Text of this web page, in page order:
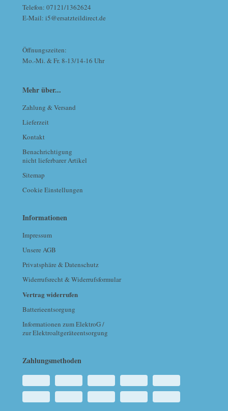
Telefon: 07121/1362624
E-Mail: i5@ersatzteildirect.de
Öffnungszeiten:
Mo.-Mi. & Fr. 8-13/14-16 Uhr
Mehr über...
Zahlung & Versand
Lieferzeit
Kontakt
Benachrichtigung
nicht lieferbarer Artikel
Sitemap
Cookie Einstellungen
Informationen
Impressum
Unsere AGB
Privatsphäre & Datenschutz
Widerrufsrecht & Widerrufsformular
Vertrag widerrufen
Batterieentsorgung
Informationen zum ElektroG /
zur Elektroaltgeräteentsorgung
Zahlungsmethoden